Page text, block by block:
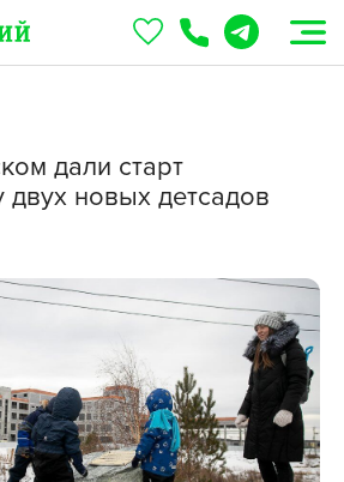
дали старт
двух новых детсадов